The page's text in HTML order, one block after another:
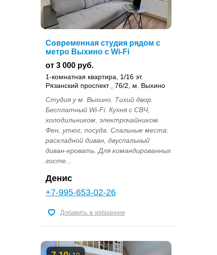
Современная студия рядом с
метро Выхино с Wi-Fi
от 3 000 руб.
1-комнатная квартира, 1/16 эт.
Рязанский проспект , 76/2, м. Выхино
Студия у м. Выхино. Тихий двор.
Бесплатный Wi-Fi. Кухня с СВЧ,
холодильником, электрочайником.
Фен, утюг, посуда. Спальные места:
раскладной диван, двуспальный
диван-кровать. Для командированных
госте...
Денис
+7-995-653-02-26
Добавить в избранное